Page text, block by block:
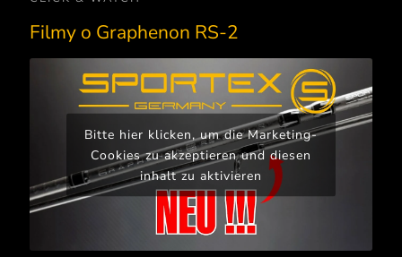
Filmy o Graphenon RS-2
Bitte hier klicken, um die Marketing-
Cookies zu akzeptieren und diesen
inhalt zu aktivieren